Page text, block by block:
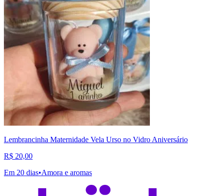
Lembrancinha Maternidade Vela Urso no Vidro Aniversário
R$ 20,00
Em 20 dias•Amora e aromas